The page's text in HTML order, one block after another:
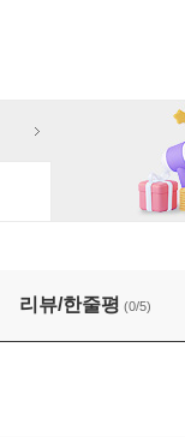
간) : 10월 [2022]
리뷰/한줄평 (0/5)